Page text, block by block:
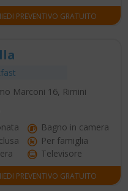
PREVENTIVO GRATUITO
Marconi 16, Rimini
Bagno in camera
Per famiglia
Televisore
PREVENTIVO GRATUITO